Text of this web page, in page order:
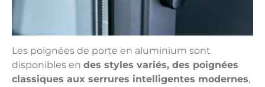
Les poignées de porte en aluminium sont
disponibles en des styles variés, des poignées
classiques aux serrures intelligentes modernes,